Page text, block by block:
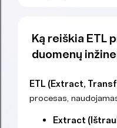
Ką reiškia ETL
duomenų
ETL (Extract,
procesas,
Extract